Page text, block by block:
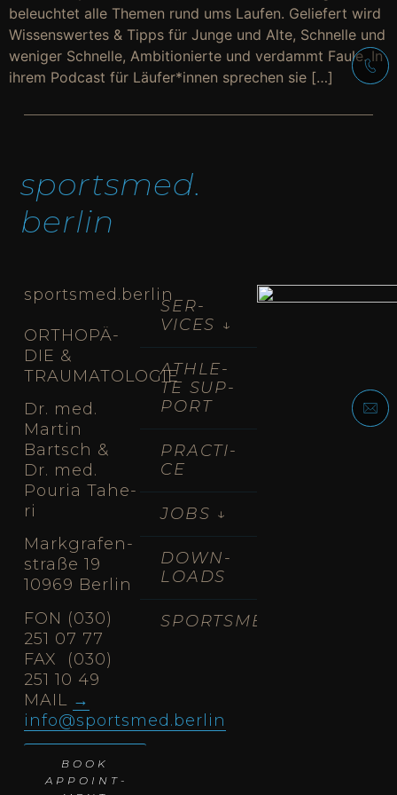
beleuch­tet alle The­men rund ums Lau­fen. Gelie­fert wird
Wis­sens­wer­tes & Tipps für Jun­ge und Alte, Schnel­le und
weni­ger Schnel­le, Ambi­tio­nier­te und ver­dammt Fau­le. In
ihrem Pod­cast für Läufer*innen spre­chen sie […]
sports­med.
ber­lin
sportsmed.berlin
ORTHO­PÄ­
DIE &
TRAUMATOLOGIE
Dr. med.
Mar­tin
Bartsch &
Dr. med.
Pou­ria Tahe­
ri
Mark­gra­fen­
stra­ße 19
10969 Ber­lin
FON (030)
251 07 77
FAX (030)
251 10 49
MAIL
info@sportsmed.berlin
BOOK
APPOINT­
SER­
VICES ↓
ATH­LE­
TE SUP­
PORT
PRAC­TI­
CE
JOBS ↓
DOWN­
LOADS
SPORTSMED.IA